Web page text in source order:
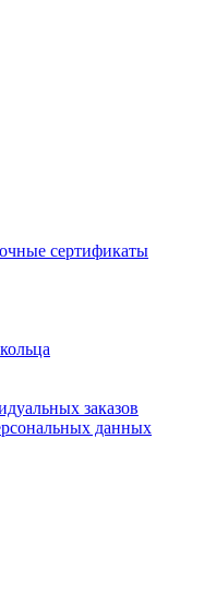
сертификаты
заказов
данных